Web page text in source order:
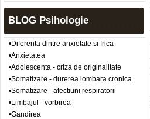
BLOG Psihologie
•Diferenta dintre anxietate si frica
•Anxietatea
•Adolescenta - criza de originalitate
•Somatizare - durerea lombara cronica
•Somatizare - afectiuni respiratorii
•Limbajul - vorbirea
•Gandirea